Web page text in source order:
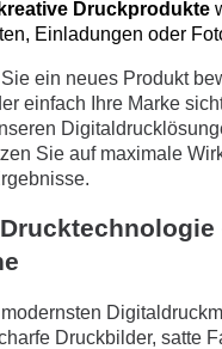
Druckprodukte
Einladungen oder
ein neues Produkt
einfach Ihre Marke
Sie auf maximale
Druckbilder, satte